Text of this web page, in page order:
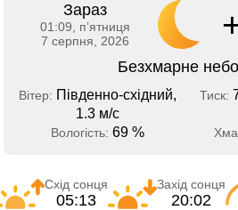
Зараз
01:09, пʼятниця
7 серпня, 2026
Безхмарне небо
Вітер: Південно-східний,
1.3 м/с
Тиск:
Вологість: 69 %
Схід сонця
05:13
Захід сонця
20:02